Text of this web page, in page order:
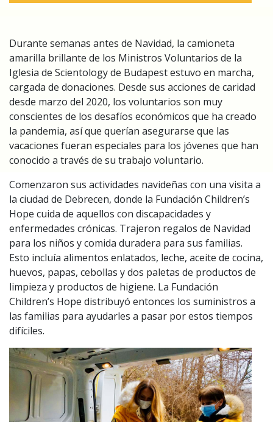
Durante semanas antes de Navidad, la camioneta
amarilla brillante de los Ministros Voluntarios de la
Iglesia de Scientology de Budapest estuvo en marcha,
cargada de donaciones. Desde sus acciones de caridad
desde marzo del 2020, los voluntarios son muy
conscientes de los desafíos económicos que ha creado
la pandemia, así que querían asegurarse que las
vacaciones fueran especiales para los jóvenes que han
conocido a través de su trabajo voluntario.
Comenzaron sus actividades navideñas con una visita a
la ciudad de Debrecen, donde la Fundación Children’s
Hope cuida de aquellos con discapacidades y
enfermedades crónicas. Trajeron regalos de Navidad
para los niños y comida duradera para sus familias.
Esto incluía alimentos enlatados, leche, aceite de cocina,
huevos, papas, cebollas y dos paletas de productos de
limpieza y productos de higiene. La Fundación
Children’s Hope distribuyó entonces los suministros a
las familias para ayudarles a pasar por estos tiempos
difíciles.